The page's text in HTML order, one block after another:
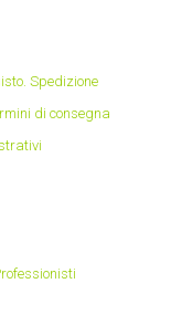
Spedizione
di consegna